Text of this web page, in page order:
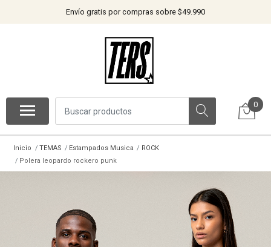
Envío gratis por compras sobre $49.990
0
Inicio TEMAS Estampados Musica
ROCK
Polera leopardo rockero punk